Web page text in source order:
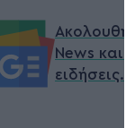
News
ειδήσεις.